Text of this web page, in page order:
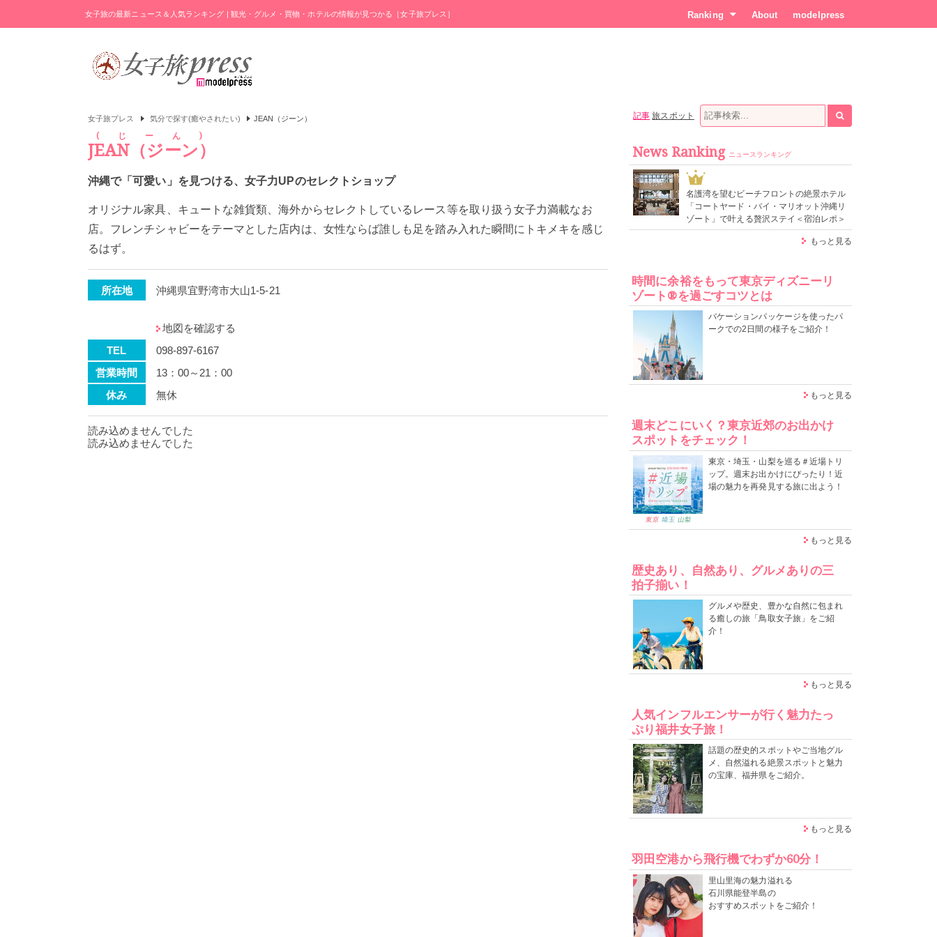
女子旅の最新ニュース＆人気ランキング | 観光・グルメ・買物・ホテルの情報が見つかる［女子旅プレス］ Ranking About modelpress
女子旅プレス 気分で探す(癒やされたい) JEAN（ジーン）
JEAN（ジーン）
じーん
沖縄で「可愛い」を見つける、女子力UPのセレクトショップ
オリジナル家具、キュートな雑貨類、海外からセレクトしているレース等を取り扱う女子力満載なお
店。フレンチシャビーをテーマとした店内は、女性ならば誰しも足を踏み入れた瞬間にトキメキを感じ
るはず。
所在地 沖縄県宜野湾市大山1-5-21
地図を確認する
TEL
098-897-6167
営業時間
13：00～21：00
休み
無休
読み込めませんでした
読み込めませんでした
記事 旅スポット
News Ranking ニュースランキング
1
名護湾を望むビーチフロントの絶景ホテル
「コートヤード・バイ・マリオット沖縄リ
ゾート」で叶える贅沢ステイ＜宿泊レポ＞
もっと見る
時間に余裕をもって東京ディズニーリ
ゾート®を過ごすコツとは
バケーションパッケージを使ったパ
ークでの2日間の様子をご紹介！
もっと見る
週末どこにいく？東京近郊のお出かけ
スポットをチェック！
東京・埼玉・山梨を巡る＃近場トリ
ップ。週末お出かけにぴったり！近
場の魅力を再発見する旅に出よう！
もっと見る
歴史あり、自然あり、グルメありの三
拍子揃い！
グルメや歴史、豊かな自然に包まれ
る癒しの旅「鳥取女子旅」をご紹
介！
もっと見る
人気インフルエンサーが行く魅力たっ
ぷり福井女子旅！
話題の歴史的スポットやご当地グル
メ、自然溢れる絶景スポットと魅力
の宝庫、福井県をご紹介。
もっと見る
羽田空港から飛行機でわずか60分！
里山里海の魅力溢れる
石川県能登半島の
おすすめスポットをご紹介！